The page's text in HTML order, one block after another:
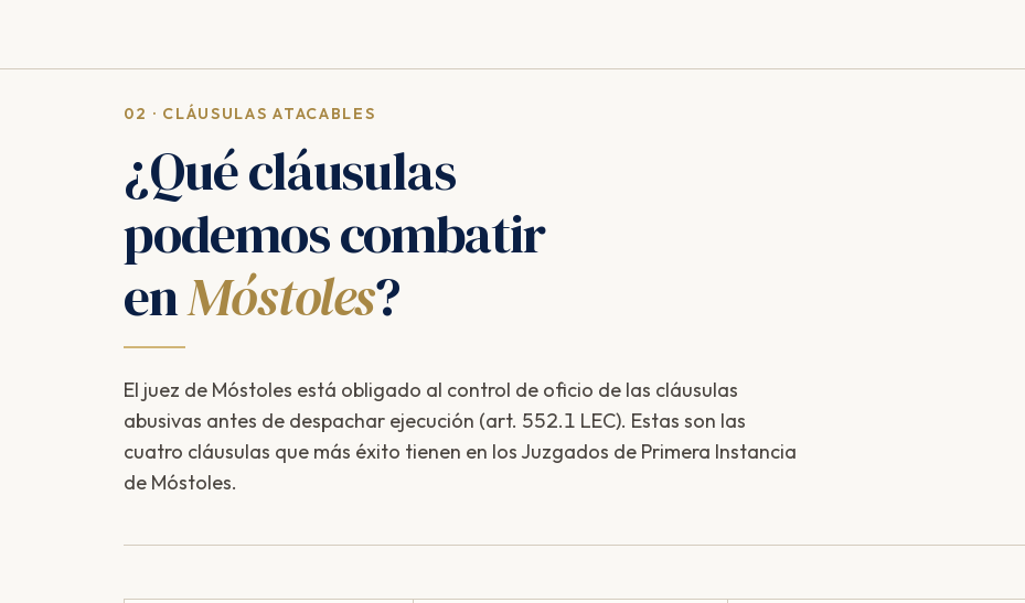
02 · CLÁUSULAS ATACABLES
¿Qué cláusulas
podemos combatir
enMóstoles?
El juez de Móstoles está obligado al control de oficio de las cláusulas
abusivas antes de despachar ejecución (art. 552.1 LEC). Estas son las
cuatro cláusulas que más éxito tienen en los Juzgados de Primera Instancia
de Móstoles.